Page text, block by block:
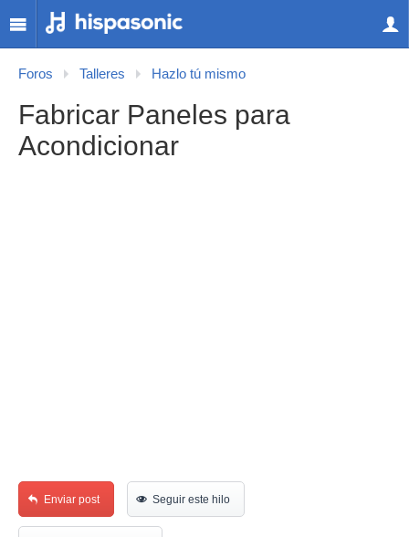
Foros Talleres Hazlo tú mismo
Fabricar Paneles para
Acondicionar
Enviar post Seguir este hilo